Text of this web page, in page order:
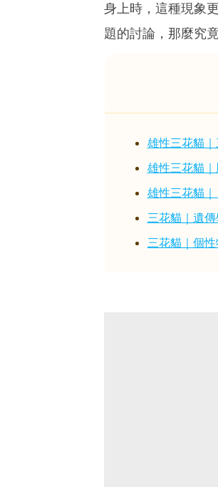
身上時，這種現象
題的討論，那麼究
雄性三花貓
雄性三花貓
雄性三花貓
三花貓｜遺傳
三花貓｜個